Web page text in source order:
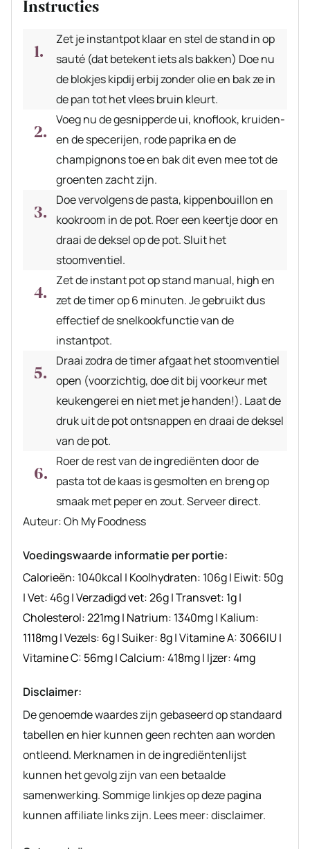
Instructies
Zet je instantpot klaar en stel de stand in op
sauté (dat betekent iets als bakken) Doe nu
de blokjes kipdij erbij zonder olie en bak ze in
de pan tot het vlees bruin kleurt.
Voeg nu de gesnipperde ui, knoflook, kruiden-
en de specerijen, rode paprika en de
champignons toe en bak dit even mee tot de
groenten zacht zijn.
Doe vervolgens de pasta, kippenbouillon en
kookroom in de pot. Roer een keertje door en
draai de deksel op de pot. Sluit het
stoomventiel.
Zet de instant pot op stand manual, high en
zet de timer op 6 minuten. Je gebruikt dus
effectief de snelkookfunctie van de
instantpot.
Draai zodra de timer afgaat het stoomventiel
open (voorzichtig, doe dit bij voorkeur met
keukengerei en niet met je handen!). Laat de
druk uit de pot ontsnappen en draai de deksel
van de pot.
Roer de rest van de ingrediënten door de
pasta tot de kaas is gesmolten en breng op
smaak met peper en zout. Serveer direct.
Auteur
Auteur:Oh My Foodness
Voedingswaarde informatie per portie:
Calorieën: 1040kcal | Koolhydraten: 106g| Eiwit: 50g
|Vet:46g|Verzadigd vet:26g|Transvet: 1g|
Cholesterol:221mg| Natrium: 1340mg| Kalium:
1118mg|Vezels: 6g|Suiker: 8g|Vitamine A:3066IU|
Vitamine C: 56mg|Calcium:418mg| Ijzer:4mg
Disclaimer:
De genoemde waardes zijn gebaseerd op standaard
tabellen en hier kunnen geen rechten aan worden
ontleend. Merknamen in de ingrediëntenlijst
kunnen het gevolg zijn van een betaalde
samenwerking. Sommige linkjes op deze pagina
kunnen affiliate links zijn. Lees meer: disclaimer.